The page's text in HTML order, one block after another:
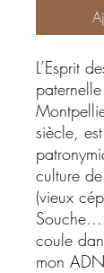
L’Esprit
siècle,
culture
(vieux
coule
mon ADN